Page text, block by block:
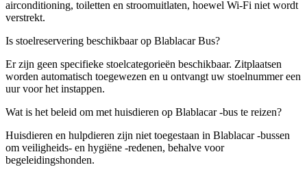
airconditioning, toiletten en stroomuitlaten, hoewel Wi-Fi niet wordt
verstrekt.
Is stoelreservering beschikbaar op Blablacar Bus?
Er zijn geen specifieke stoelcategorieën beschikbaar. Zitplaatsen
worden automatisch toegewezen en u ontvangt uw stoelnummer een
uur voor het instappen.
Wat is het beleid om met huisdieren op Blablacar -bus te reizen?
Huisdieren en hulpdieren zijn niet toegestaan ​​in Blablacar -bussen
om veiligheids- en hygiëne -redenen, behalve voor
begeleidingshonden.